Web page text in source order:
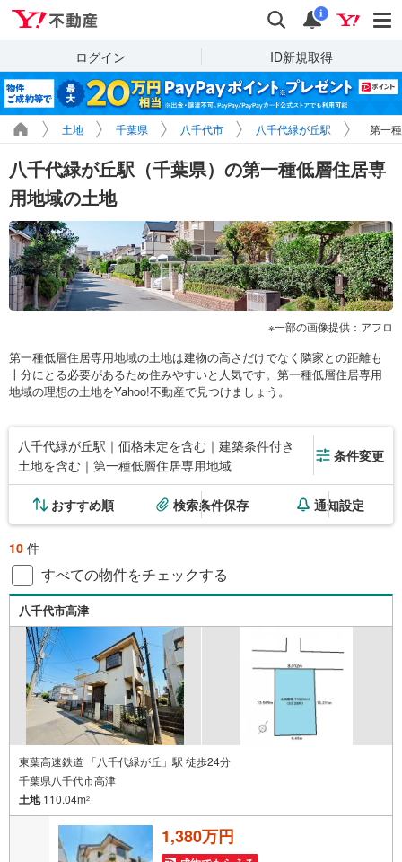
検索 通知
i
ログイン ID新規取得
土地 千葉県 八千代市 八千代緑が丘駅 第一
八千代緑が丘駅（千葉県）の第一種低層住居専
用地域の土地
一部の画像提供：アフロ
第一種低層住居専用地域の土地は建物の高さだけでなく隣家との距離も
十分にとる必要があるため住みやすいと人気です。第一種低層住居専用
地域の理想の土地をYahoo!不動産で見つけましょう。
八千代緑が丘駅｜価格未定を含む｜建築条件付き
土地を含む｜第一種低層住居専用地域
条件変更
おすすめ順 検索条件保存 通知設定
10 件
すべての物件をチェックする
八千代市高津
東葉高速鉄道 「八千代緑が丘」駅 徒歩24分
千葉県八千代市高津
土地110.04m2
1,380万円